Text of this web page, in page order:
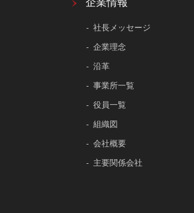
社長メッセージ
企業理念
沿革
事業所一覧
役員一覧
組織図
会社概要
主要関係会社